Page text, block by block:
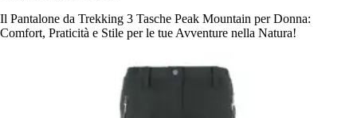
Il Pantalone da Trekking 3 Tasche Peak Mountain per Donna:
Comfort, Praticità e Stile per le tue Avventure nella Natura!